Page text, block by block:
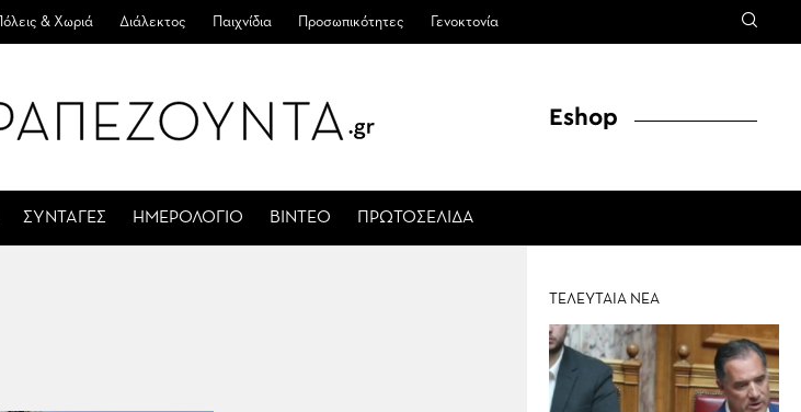
Πόλεις & Χωριά Διάλεκτος Παιχνίδια Προσωπικότητες Γενοκτονία
ΣΥΝΤΑΓΕΣ ΗΜΕΡΟΛΟΓΙΟ ΒΙΝΤΕΟ ΠΡΩΤΟΣΕΛΙΔΑ
Eshop
ΤΕΛΕΥΤΑΙΑ ΝΕΑ